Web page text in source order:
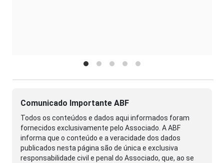
Comunicado Importante ABF
Todos os conteúdos e dados aqui informados foram
fornecidos exclusivamente pelo Associado. A ABF
informa que o conteúdo e a veracidade dos dados
publicados nesta página são de única e exclusiva
responsabilidade civil e penal do Associado, que, ao se